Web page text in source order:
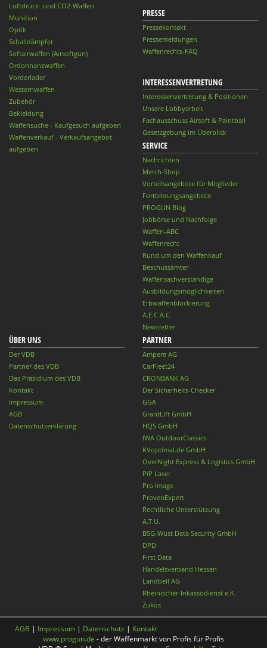
Luftdruck- und CO2-Waffen
Munition
Optik
Schalldämpfer
Softairwaffen (Airsoftgun)
Ordonnanzwaffen
Vorderlader
Westernwaffen
Zubehör
Bekleidung
Waffensuche - Kaufgesuch aufgeben
Waffenverkauf - Verkaufsangebot
aufgeben
PRESSE
Pressekontakt
Pressemeldungen
Waffenrechts-FAQ
INTERESSENVERTRETUNG
Interessenvertretung & Positionen
Unsere Lobbyarbeit
Fachausschuss Airsoft & Paintball
Gesetzgebung im Überblick
SERVICE
Nachrichten
Merch-Shop
Vorteilsangebote für Mitglieder
Fortbildungsangebote
PROGUN Blog
Jobbörse und Nachfolge
Waffen-ABC
Waffenrecht
Rund um den Waffenkauf
Beschussämter
Waffensachverständige
Ausbildungsmöglichkeiten
Erbwaffenblockierung
A.E.C.A.C.
Newsletter
ÜBER UNS
Der VDB
Partner des VDB
Das Präsidium des VDB
Kontakt
Impressum
AGB
Datenschutzerklärung
PARTNER
Ampere AG
CarFleet24
CRONBANK AG
Der Sicherheits-Checker
GGA
GrantLift GmbH
HQS GmbH
IWA OutdoorClassics
KVoptimal.de GmbH
OverNight Express & Logistics GmbH
PiP Laser
Pro Image
ProvenExpert
Rechtliche Unterstützung
A.T.U.
BSG-Wüst Data Security GmbH
DPD
First Data
Handelsverband Hessen
Landbell AG
Rheinischer-Inkassodienst e.K.
Zukos
AGB | Impressum | Datenschutz | Kontakt
www.progun.de - der Waffenmarkt von Profis für Profis